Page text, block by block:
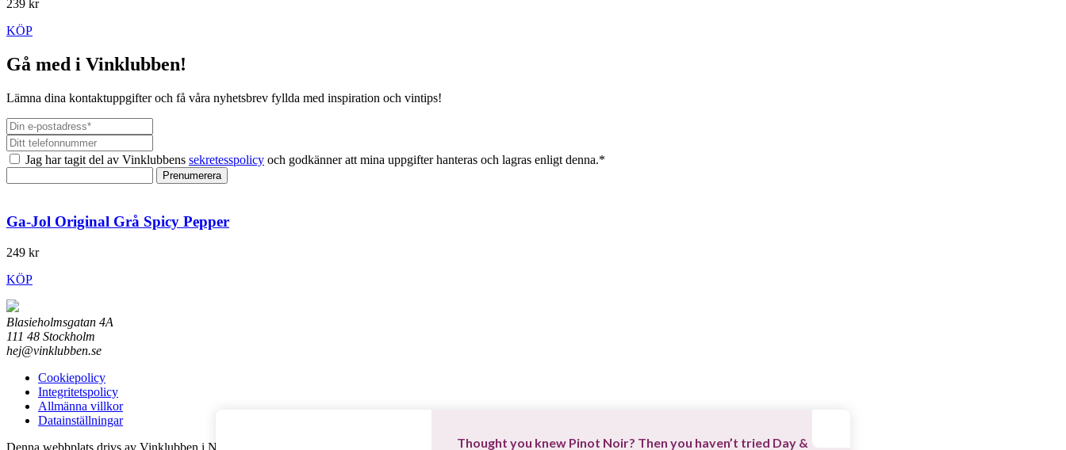
239 kr
KÖP
Gå med i Vinklubben!
Lämna dina kontaktuppgifter och få våra nyhetsbrev fyllda med inspiration och vintips!
Jag har tagit del av Vinklubbens sekretesspolicy och godkänner att mina uppgifter hanteras och lagras enligt denna.*
Prenumerera
Ga-Jol Original Grå Spicy Pepper
249 kr
KÖP
Blasieholmsgatan 4A
111 48 Stockholm
hej@vinklubben.se
Cookiepolicy
Integritetspolicy
Allmänna villkor
Datainställningar
Denna webbplats drivs av Vinklubben i Norden AB
Thought you knew Pinot Noir? Then you haven’t tried Day &